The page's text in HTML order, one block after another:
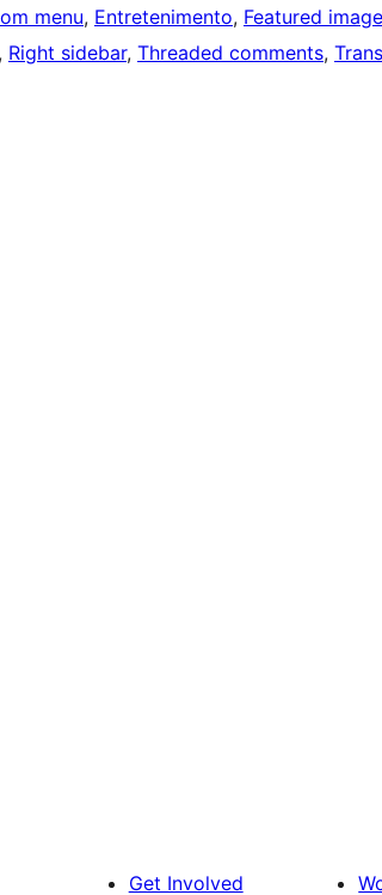
menu, Entretenimento, Featured
, Right sidebar, Threaded comments,
Get Involved